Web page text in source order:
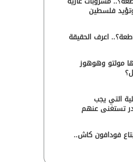
فلسطين
اعرف الحقيقة
مولتو وهوهوز
التي يجب
فودافون كاش..